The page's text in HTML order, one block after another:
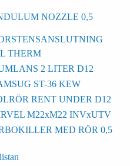
NOZZLE 0,5
THERM
2 LITER D12
ST-36 KEW
RENT UNDER D12
M22xM22 INVxUTV
MED RÖR 0,5